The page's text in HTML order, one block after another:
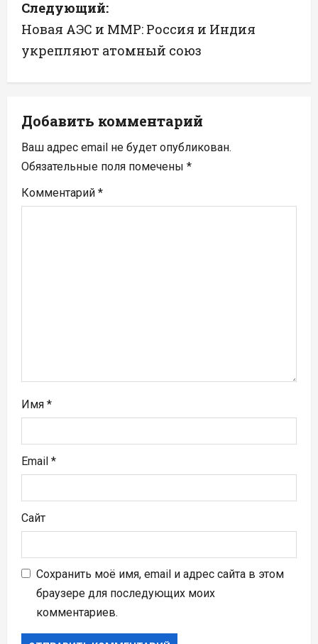
г
а
ц
и
я
п
о
я
м
Следующий:
Новая АЭС и ММР: Россия и Индия
укрепляют атомный союз
Добавить комментарий
Ваш адрес email не будет опубликован.
Обязательные поля помечены *
Комментарий *
Имя *
Email *
Сайт
Сохранить моё имя, email и адрес сайта в этом
браузере для последующих моих
комментариев.